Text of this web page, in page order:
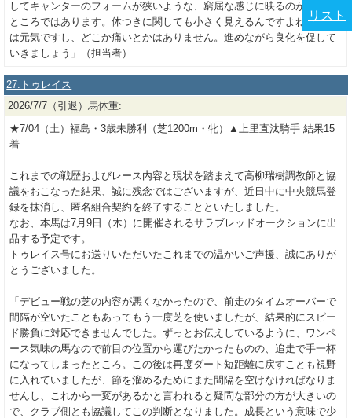
してキャンターのフォームが狭いような、窮屈な感じに映るのが正直な
ところではあります。体つきに関しても小さく見えるんですよね。元気
は元気ですし、どこか痛いとかはありません。進めながら良化を促して
いきましょう」（担当者）
27.トゥレイス
2026/7/7（引退）馬体重:
★7/04（土）福島・3歳未勝利（芝1200m・牝）▲上里直汰騎手 結果15
着
これまでの戦歴およびレース内容と現状を踏まえて高柳瑞樹調教師と協
議をおこなった結果、誠に残念ではございますが、近日中に中央競馬登
録を抹消し、匿名組合契約を終了することといたしました。
なお、本馬は7月9日（木）に開催されるサラブレッドオークションに出
品する予定です。
トゥレイス号にお送りいただいたこれまでの温かいご声援、誠にありが
とうございました。
「デビュー戦の芝の内容が悪くなかったので、前走のタイムオーバーで
間隔が空いたこともあってもう一度芝を使いましたが、結果的にスピー
ド勝負に対応できませんでした。ずっとお伝えしているように、ワンペ
ース気味の馬なので前目の位置から運びたかったものの、追走で手一杯
になってしまったところ。この後は再度ダート短距離に戻すことも視野
に入れていましたが、節を溜めるためにまた間隔を空けなければなりま
せんし、これから一変があるかと言われると疑問な部分の方が大きいの
で、クラブ側とも協議してこの判断となりました。成長という意味で少
リスト